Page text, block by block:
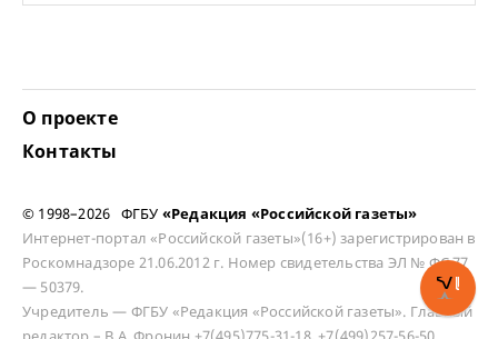
О проекте
Контакты
© 1998–2026 ФГБУ «Редакция «Российской газеты»
Интернет-портал «Российской газеты»(16+) зарегистрирован в
Роскомнадзоре 21.06.2012 г. Номер свидетельства ЭЛ № ФС 77
— 50379.
Учредитель — ФГБУ «Редакция «Российской газеты». Главный